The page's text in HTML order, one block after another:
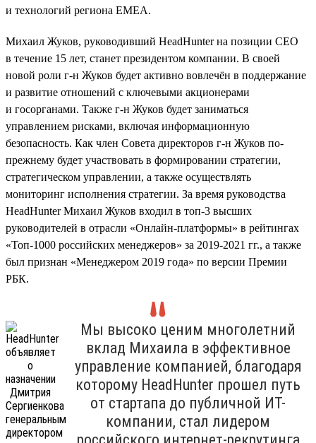
и технологий региона EMEA.
Михаил Жуков, руководивший HeadHunter на позиции CEO
в течение 15 лет, станет президентом компании. В своей
новой роли г-н Жуков будет активно вовлечён в поддержание
и развитие отношений с ключевыми акционерами
и госорганами. Также г-н Жуков будет заниматься
управлением рисками, включая информационную
безопасность. Как член Совета директоров г-н Жуков по-
прежнему будет участвовать в формировании стратегии,
стратегическом управлении, а также осуществлять
мониторинг исполнения стратегии. За время руководства
HeadHunter Михаил Жуков входил в топ-3 высших
руководителей в отрасли «Онлайн-платформы» в рейтингах
«Топ-1000 российских менеджеров» за 2019-2021 гг., а также
был признан «Менеджером 2019 года» по версии Премии
РБК.
Мы высоко ценим многолетний
вклад Михаила в эффективное
управление компанией, благодаря
которому HeadHunter прошел путь
от стартапа до публичной ИТ-
компании, стал лидером